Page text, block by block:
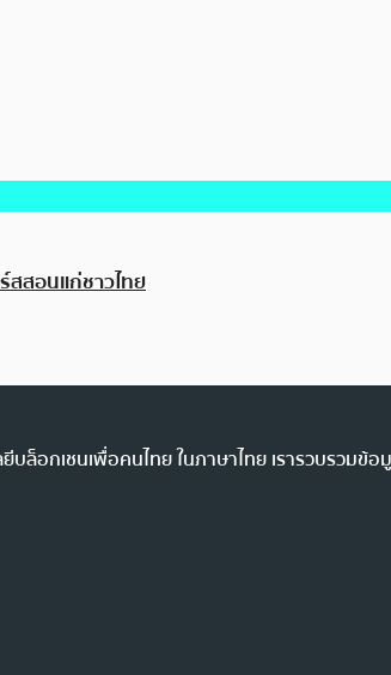
สอนแก่ชาวไทย
ล็อกเชนเพื่อคนไทย ในภาษาไทย เรารวบรวม